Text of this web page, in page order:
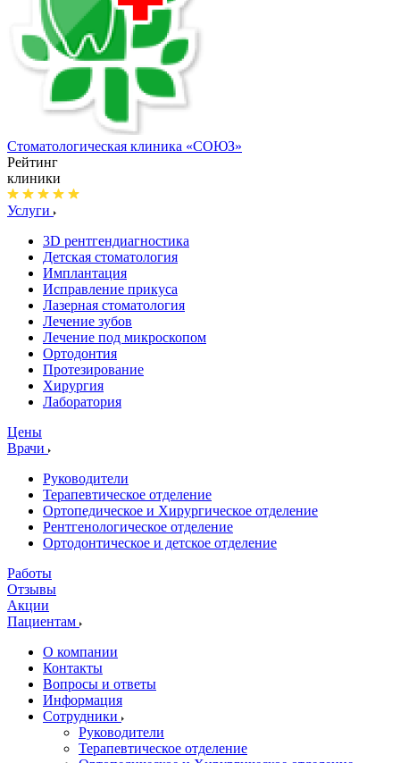
Стоматологическая клиника «СОЮЗ»
Рейтинг
клиники
Услуги
3D рентгендиагностика
Детская стоматология
Имплантация
Исправление прикуса
Лазерная стоматология
Лечение зубов
Лечение под микроскопом
Ортодонтия
Протезирование
Хирургия
Лаборатория
Цены
Врачи
Руководители
Терапевтическое отделение
Ортопедическое и Хирургическое отделение
Рентгенологическое отделение
Ортодонтическое и детское отделение
Работы
Отзывы
Акции
Пациентам
О компании
Контакты
Вопросы и ответы
Информация
Сотрудники
Руководители
Терапевтическое отделение